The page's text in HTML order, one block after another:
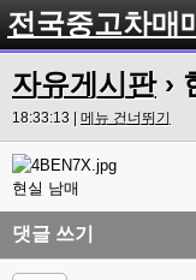
전국중고차매
자유게시판›
18:33:13 | 메뉴 건너뛰기
현실 남매
댓글 쓰기